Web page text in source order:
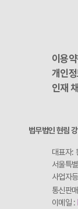
이용
개인
인재
법무법인 현림
대표자:
서울특
사업자
통신판
이메일 :